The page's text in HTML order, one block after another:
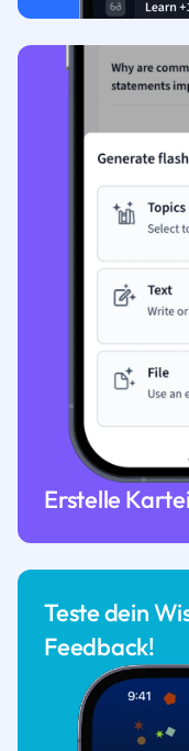
Erstelle
Teste dein
Feedback!